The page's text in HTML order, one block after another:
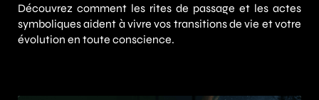
Découvrez comment les rites de passage et les actes
symboliques aident à vivre vos transitions de vie et votre
évolution en toute conscience.